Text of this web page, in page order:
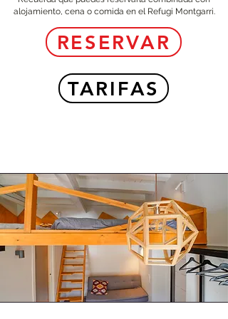
alojamiento, cena o comida en el Refugi Montgarri.
RESERVAR
TARIFAS